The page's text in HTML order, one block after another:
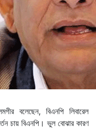
বলেছেন, বিএনপি লিবারেল
চায় বিএনপি। ভুল বোঝার কারণ